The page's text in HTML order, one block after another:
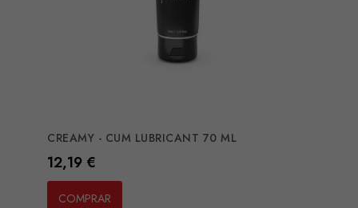
CREAMY - CUM LUBRICANT 70 ML
Preço
12,19 €
COMPRAR